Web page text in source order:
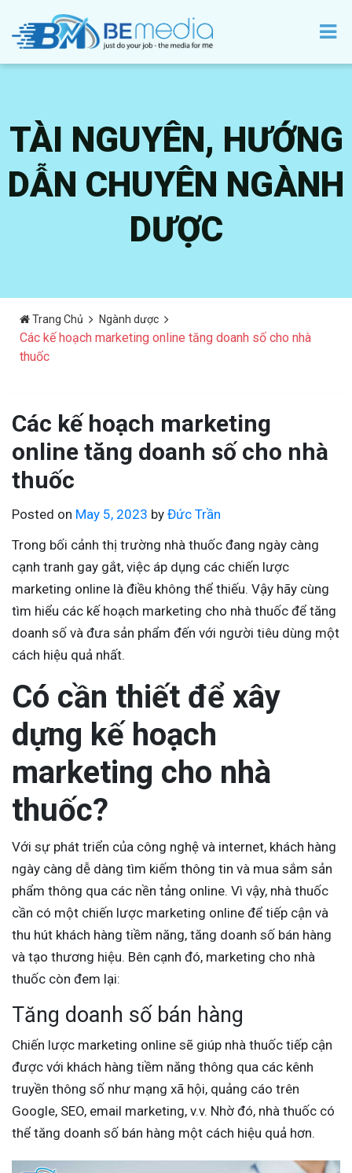
TÀI NGUYÊN, HƯỚNG
DẪN CHUYÊN NGÀNH
DƯỢC
Trang Chủ Ngành dược
Các kế hoạch marketing online tăng doanh số cho nhà
thuốc
Các kế hoạch marketing
online tăng doanh số cho nhà
thuốc
Posted on May 5, 2023 by Đức Trần
Trong bối cảnh thị trường nhà thuốc đang ngày càng
cạnh tranh gay gắt, việc áp dụng các chiến lược
marketing online là điều không thể thiếu. Vậy hãy cùng
tìm hiểu các kế hoạch marketing cho nhà thuốc để tăng
doanh số và đưa sản phẩm đến với người tiêu dùng một
cách hiệu quả nhất.
Có cần thiết để xây
dựng kế hoạch
marketing cho nhà
thuốc?
Với sự phát triển của công nghệ và internet, khách hàng
ngày càng dễ dàng tìm kiếm thông tin và mua sắm sản
phẩm thông qua các nền tảng online. Vì vậy, nhà thuốc
cần có một chiến lược marketing online để tiếp cận và
thu hút khách hàng tiềm năng, tăng doanh số bán hàng
và tạo thương hiệu. Bên cạnh đó, marketing cho nhà
thuốc còn đem lại:
Tăng doanh số bán hàng
Chiến lược marketing online sẽ giúp nhà thuốc tiếp cận
được với khách hàng tiềm năng thông qua các kênh
truyền thông số như mạng xã hội, quảng cáo trên
Google, SEO, email marketing, v.v. Nhờ đó, nhà thuốc có
thể tăng doanh số bán hàng một cách hiệu quả hơn.